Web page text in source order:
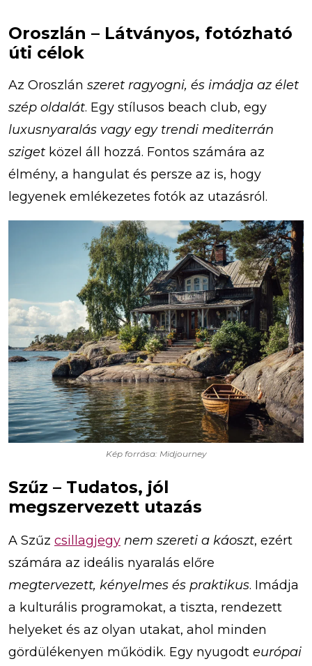
Oroszlán – Látványos, fotózható
úti célok
Az Oroszlán szeret ragyogni, és imádja az élet
szép oldalát. Egy stílusos beach club, egy
luxusnyaralás vagy egy trendi mediterrán
sziget közel áll hozzá. Fontos számára az
élmény, a hangulat és persze az is, hogy
legyenek emlékezetes fotók az utazásról.
Kép forrása: Midjourney
Szűz – Tudatos, jól
megszervezett utazás
A Szűz csillagjegy nem szereti a káoszt, ezért
számára az ideális nyaralás előre
megtervezett, kényelmes és praktikus. Imádja
a kulturális programokat, a tiszta, rendezett
helyeket és az olyan utakat, ahol minden
gördülékenyen működik. Egy nyugodt európai